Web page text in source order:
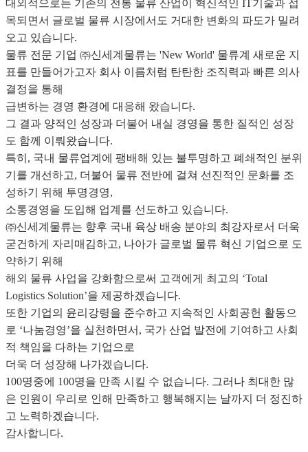
대외적으로는 기존의 전통 물류 산업이 혁신적인 IT기술과 접
목되면서 글로벌 물류 시장에서도 거대한 변화의 파도가 밀려
오고 있습니다.
물류 전문 기업 ㈜신세계물류는 'New World' 물류계 새로운 지
표를 만들어가고자 회사 이름처럼 탄탄한 조직력과 빠른 의사
결정을 통해
급변하는 경영 환경에 대응해 왔습니다.
그 결과 양적인 성장과 더불어 내실 경영을 통한 질적인 성장
도 함께 이뤄왔습니다.
특히, 국내 물류업계에 팽배해 있는 불투명하고 폐쇄적인 분위
기를 개선하고, 더불어 물류 전반에 걸쳐 선진적인 문화를 조
성하기 위해 투명경영,
소통경영을 도입해 업계를 선도하고 있습니다.
㈜신세계물류는 향후 국내 육상 배송 분야의 최강자로서 더욱
굳건하게 자리매김하고, 나아가 글로벌 물류 혁신 기업으로 도
약하기 위해
해외 물류 사업을 강화함으로써 고객에게 최고의 ‘Total
Logistics Solution’을 제공하겠습니다.
또한 기업의 윤리강령을 준수하고 지속적인 사회공헌 활동으
로 ‘나눔경영’을 실천하면서, 국가 산업 발전에 기여하고 사회
적 책임을 다하는 기업으로
더욱 더 성장해 나가겠습니다.
100명중에 100명을 만족 시킬 수 없습니다. 그러나 최대한 많
은 인원이 우리로 인해 만족하고 행복해지는 날까지 더 정진하
고 노력하겠습니다.
감사합니다.